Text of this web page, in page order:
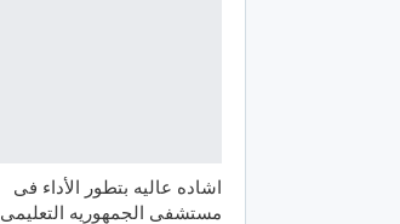
اشاده عاليه بتطور الأداء فى
مستشفى الجمهوريه التعليمى